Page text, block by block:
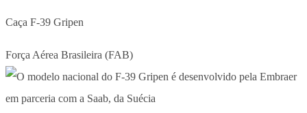
Caça F-39 Gripen
Força Aérea Brasileira (FAB)